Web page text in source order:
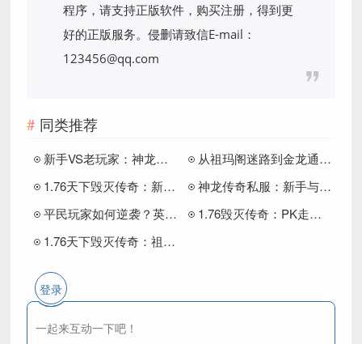
程序，请支持正版软件，购买注册，得到更
好的正版服务。侵删请致信E-mail：
123456@qq.com
同类推荐
新手VS老玩家：神龙传奇1.76版本职业搭配全解析，哪个组合最强？
从祖玛阁迷路到金龙通道：1.76神龙毁灭传奇玩家必看的升级效率提升秘诀
1.76天下毁灭传奇：新手VS老玩家，升级效率差距到底有多大？
神龙传奇私服：新手与老玩家的升级效率对比，你还在用错误方法刷怪？
平民玩家如何逆袭？英雄神龙传奇职业搭配与升级效率全解析
1.76毁灭传奇：PK走位全解析，如何用一招一式打出完美连击？
1.76天下毁灭传奇：祖玛阁迷路？这几个职业搭配让你打宝事半功倍
登录